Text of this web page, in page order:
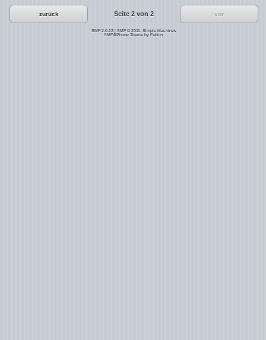
zurück Seite 2 von 2 vor
SMF 2.0.13| SMF © 2011
Simple Machines
SMF4iPhone Theme by Fabius